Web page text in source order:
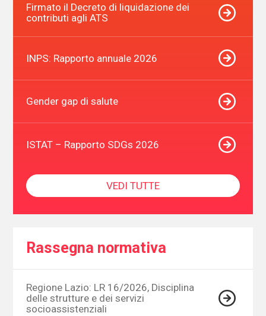
Firmato il Decreto di liquidazione dei
contributi agli ATS
INPS: Rapporto annuale 2026
Gender gap di salute
ISTAT – Rapporto SDGs 2026
VEDI TUTTE
Rassegna normativa
Regione Lazio: LR 16/2026, Disciplina
delle strutture e dei servizi
socioassistenziali